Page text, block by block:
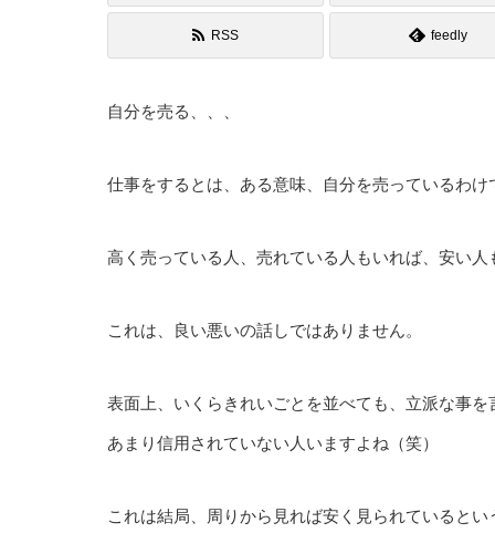
RSS feedly
自分を売る、、、
仕事をするとは、ある意味、自分を売っているわけ
高く売っている人、売れている人もいれば、安い人
これは、良い悪いの話しではありません。
表面上、いくらきれいごとを並べても、立派な事を
あまり信用されていない人いますよね（笑）
これは結局、周りから見れば安く見られているとい